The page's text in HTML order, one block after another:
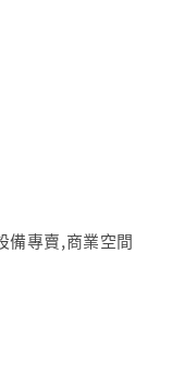
備專賣,商業空間